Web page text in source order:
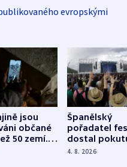
evropskými
jsou
občané
50 zemí.
na straně
Španělský
pořadatel
dostal
nekalé
4. 8. 2026